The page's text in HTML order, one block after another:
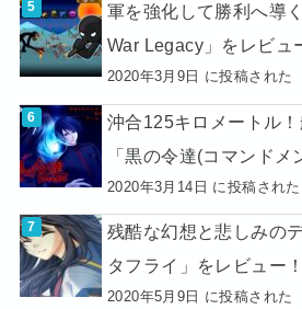
軍を強化して勝利へ導
War Legacy」をレビュ
2020年3月9日 に投稿された
沖合125キロメートル
「黒の令達(コマンドメ
2020年3月14日 に投稿された
残酷な幻想と悲しみの
タフライ」をレビュー！
2020年5月9日 に投稿された